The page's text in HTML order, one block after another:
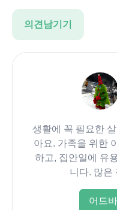
의견남기기
생활에 꼭 필요한
아요. 가족을 위한
하고, 집안일에 유
니다. 많은
어드